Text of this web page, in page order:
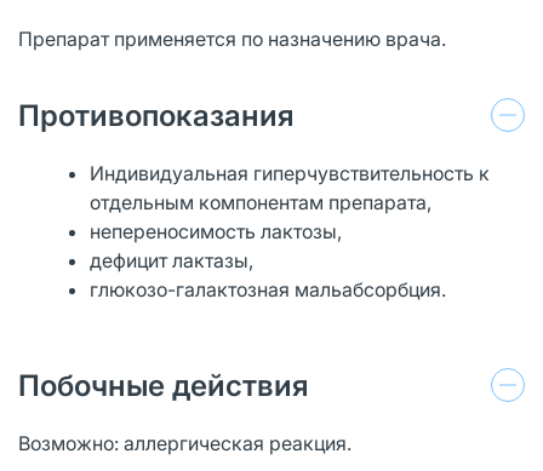
Препарат применяется по назначению врача.
Противопоказания
Индивидуальная гиперчувствительность к
отдельным компонентам препарата,
непереносимость лактозы,
дефицит лактазы,
глюкозо-галактозная мальабсорбция.
Побочные действия
Возможно: аллергическая реакция.